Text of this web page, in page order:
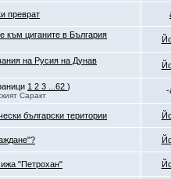
преврат
към циганите в България
на Русия на Дунав
123 ...62)
Саракт
-
български територии
"Петрохан"